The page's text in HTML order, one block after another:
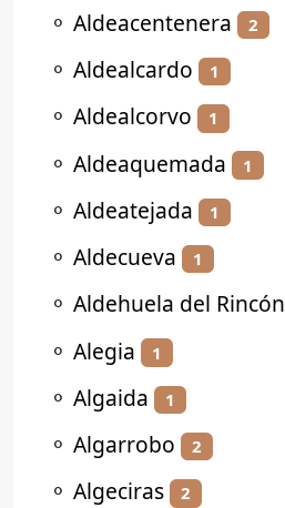
⚬ Aldeacentenera 2
⚬ Aldealcardo 1
⚬ Aldealcorvo 1
⚬ Aldeaquemada 1
⚬ Aldeatejada 1
⚬ Aldecueva 1
⚬ Aldehuela del Rincón
⚬ Alegia 1
⚬ Algaida 1
⚬ Algarrobo 2
⚬ Algeciras 2